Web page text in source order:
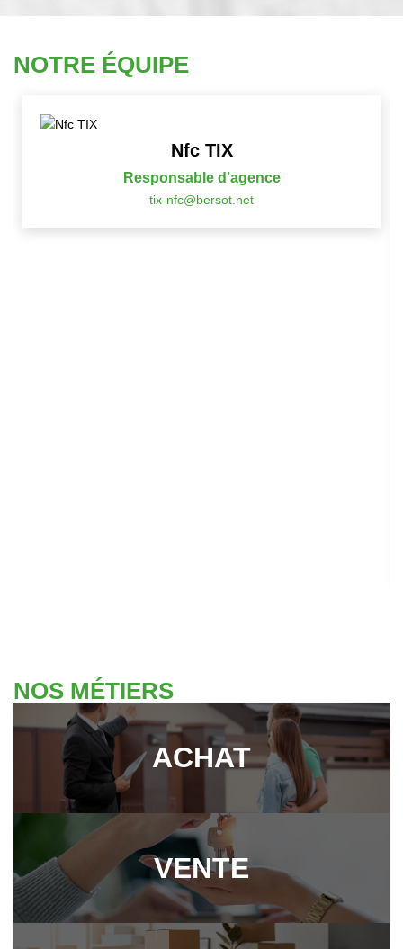
NOTRE ÉQUIPE
Nfc TIX
Responsable d'agence
tix-nfc@bersot.net
NOS MÉTIERS
ACHAT
VENTE